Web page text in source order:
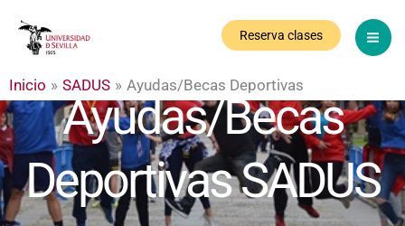
Reserva clases
Inicio SADUS Ayudas/Becas Deportivas
Ayudas/Becas
Deportivas SADUS